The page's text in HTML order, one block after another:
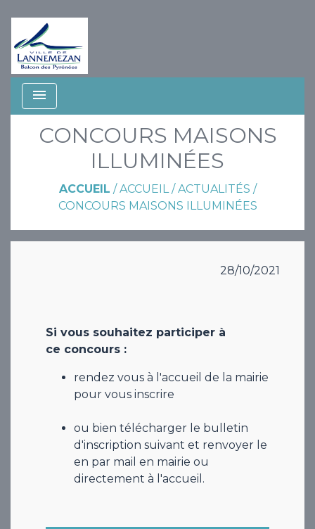
menu
CONCOURS MAISONS
ILLUMINÉES
ACCUEIL /ACCUEIL/ACTUALITÉS /
CONCOURS MAISONS ILLUMINÉES
28/10/2021
Si vous souhaitez participer à
ce concours :
rendez vous à l'accueil de la mairie
pour vous inscrire
ou bien télécharger le bulletin
d'inscription suivant et renvoyer le
en par mail en mairie ou
directement à l'accueil.